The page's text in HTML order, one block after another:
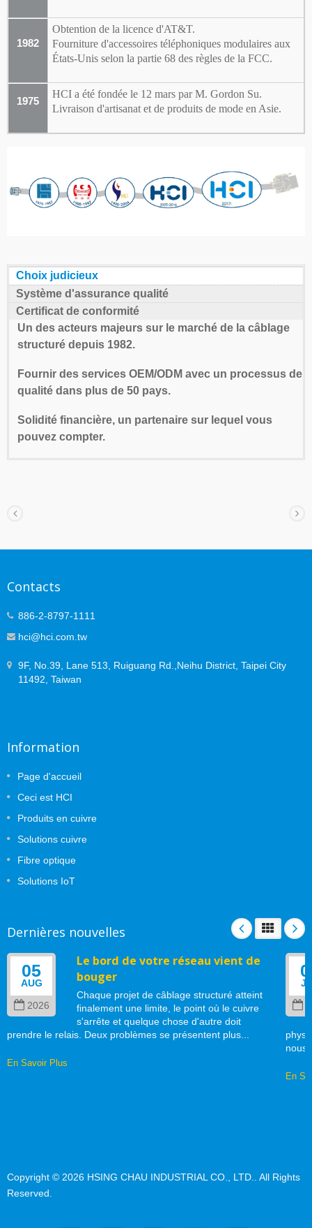
1982
Obtention de la licence d'AT&T.
Fourniture d'accessoires téléphoniques modulaires aux
États-Unis selon la partie 68 des règles de la FCC.
1975
HCI a été fondée le 12 mars par M. Gordon Su.
Livraison d'artisanat et de produits de mode en Asie.
Choix judicieux
Système d'assurance qualité
Certificat de conformité
Un des acteurs majeurs sur le marché de la câblage
structuré depuis 1982.
Fournir des services OEM/ODM avec un processus de
qualité dans plus de 50 pays.
Solidité financière, un partenaire sur lequel vous
pouvez compter.
Contacts
886-2-8797-1111
hci@hci.com.tw
9F, No.39, Lane 513, Ruiguang Rd.,Neihu District, Taipei City
11492, Taiwan
Information
Page d'accueil
Ceci est HCI
Produits en cuivre
Solutions cuivre
Fibre optique
Solutions IoT
Dernières nouvelles
05
AUG
2026
Le bord de votre réseau vient de
bouger
Chaque projet de câblage structuré atteint
finalement une limite, le point où le cuivre
s'arrête et quelque chose d'autre doit
prendre le relais. Deux problèmes se présentent plus...
En Savoir Plus
En
Copyright © 2026 HSING CHAU INDUSTRIAL CO., LTD.. All Rights
Reserved.